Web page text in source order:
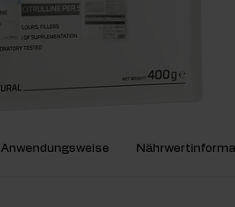
Anwendungsweise